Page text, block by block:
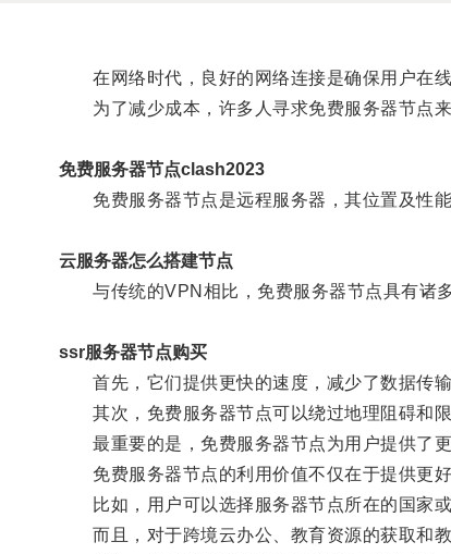
在网络时代，良好的网络连接是确保用户在线
为了减少成本，许多人寻求免费服务器节点来
免费服务器节点clash2023
免费服务器节点是远程服务器，其位置及性能
云服务器怎么搭建节点
与传统的VPN相比，免费服务器节点具有诸多
ssr服务器节点购买
首先，它们提供更快的速度，减少了数据传输
其次，免费服务器节点可以绕过地理阻碍和限
最重要的是，免费服务器节点为用户提供了更
免费服务器节点的利用价值不仅在于提供更好
比如，用户可以选择服务器节点所在的国家或
而且，对于跨境云办公、教育资源的获取和教